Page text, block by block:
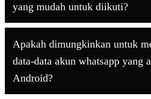
yang mudah untuk diikuti?
Apakah dimungkinkan untuk
data-data akun whatsapp yang
Android?